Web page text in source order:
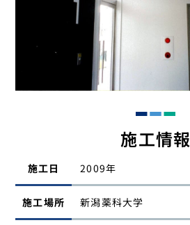
施工情報
施工日 2009年
施工場所 新潟薬科大学